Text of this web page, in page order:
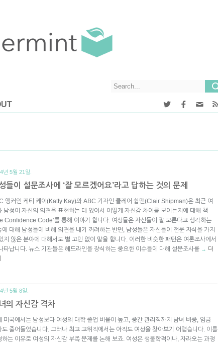
년 5월 21일.
들이 설문조사에 ‘잘 모르겠어요’라고 답하는 것의 문제
앵커인 케티 케이(Katty Kay)와 ABC 기자인 클레어 쉽맨(Clair Shipman)은 최근 여
남성이 자신의 의견을 표현하는 데 있어서 어떻게 자신감 차이를 보이는지에 대해 책
Confidence Code’를 통해 이야기 합니다. 여성들은 자신들이 잘 모른다고 생각하는
에 대해 남성들에 비해 의견을 내기 꺼려하는 반면, 남성들은 자신들이 전문 지식을 가지
지 않은 분야에 대해서도 별 고민 없이 말을 합니다. 이러한 비슷한 패턴은 여론조사에서
타납니다. 뉴스 기관들은 헤드라인을 장식하는 중요한 이슈들에 대해 설문조사를 → 더
년 5월 8일.
의 자신감 격차
미국에서는 남성보다 여성의 대학 졸업 비율이 높고, 중간 관리직까지 남녀 비중, 임금
도 줄어들었습니다. 그러나 최고 고위직에서는 아직도 여성을 찾아보기 어렵습니다. 이를
하는 이유로 여성의 자신감 부족 문제를 논해 보죠. 여성은 생물학적이나, 자라오는 과정